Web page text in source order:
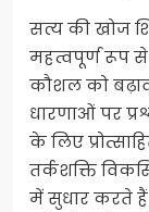
सत्य की खोज
महत्वपूर्ण रूप
कौशल को
धारणाओं पर
के लिए
तर्कशक्ति
में सुधार करते